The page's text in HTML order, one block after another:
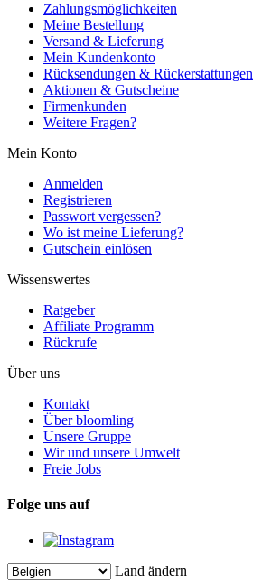
Zahlungsmöglichkeiten
Meine Bestellung
Versand & Lieferung
Mein Kundenkonto
Rücksendungen & Rückerstattungen
Aktionen & Gutscheine
Firmenkunden
Weitere Fragen?
Mein Konto
Anmelden
Registrieren
Passwort vergessen?
Wo ist meine Lieferung?
Gutschein einlösen
Wissenswertes
Ratgeber
Affiliate Programm
Rückrufe
Über uns
Kontakt
Über bloomling
Unsere Gruppe
Wir und unsere Umwelt
Freie Jobs
Folge uns auf
Land ändern